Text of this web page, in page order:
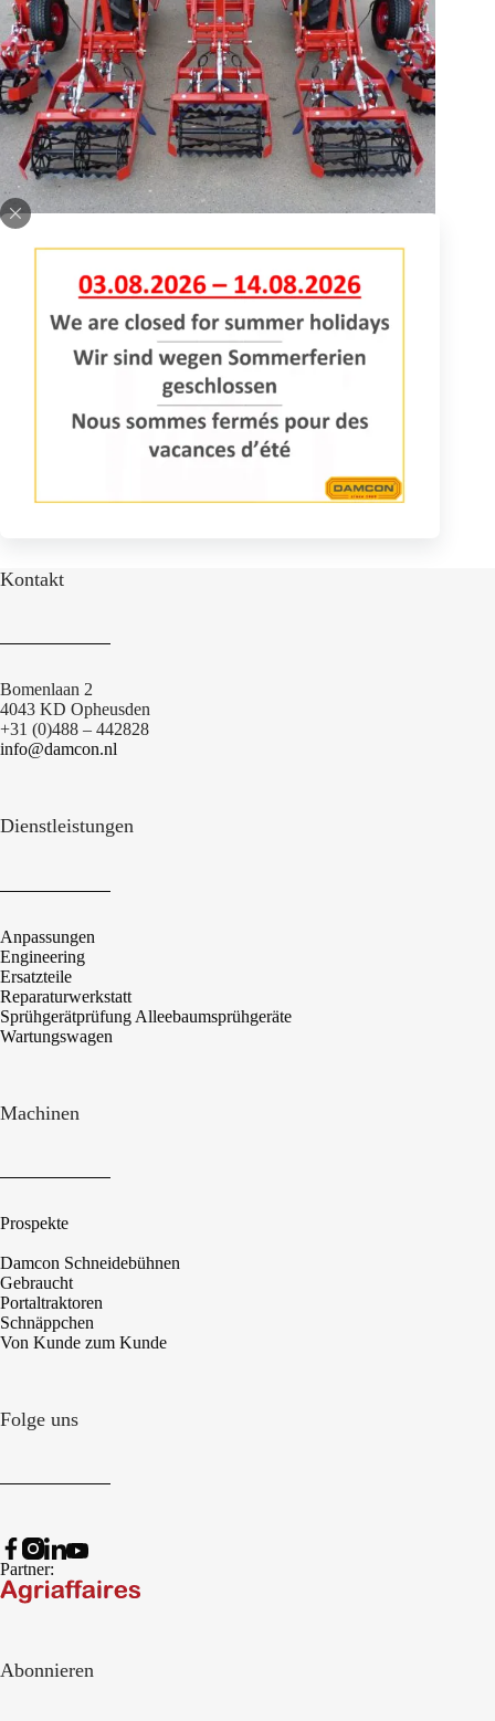
Kontakt
Bomenlaan 2
4043 KD Opheusden
+31 (0)488 – 442828
info@damcon.nl
Dienstleistungen
Anpassungen
Engineering
Ersatzteile
Reparaturwerkstatt
Sprühgerätprüfung Alleebaumsprühgeräte
Wartungswagen
Machinen
Prospekte
Damcon Schneidebühnen
Gebraucht
Portaltraktoren
Schnäppchen
Von Kunde zum Kunde
Folge uns
Partner:
Abonnieren